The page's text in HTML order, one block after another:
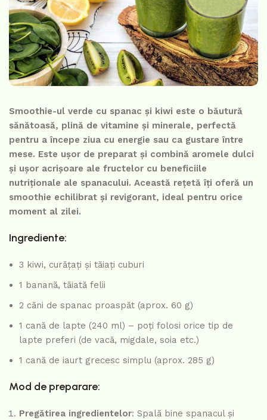
Smoothie-ul verde cu spanac și kiwi este o băutură
sănătoasă, plină de vitamine și minerale, perfectă
pentru a începe ziua cu energie sau ca gustare între
mese. Este ușor de preparat și combină aromele dulci
și ușor acrișoare ale fructelor cu beneficiile
nutriționale ale spanacului. Această rețetă îți oferă un
smoothie echilibrat și revigorant, ideal pentru orice
moment al zilei.
Ingrediente:
3 kiwi, curățați și tăiați cuburi
1 banană, tăiată felii
2 căni de spanac proaspăt (aprox. 60 g)
1 cană de lapte (240 ml) – poți folosi orice tip de
lapte preferi (de vacă, migdale, soia etc.)
1 cană de iaurt grecesc simplu (aprox. 285 g)
Mod de preparare:
Pregătirea ingredientelor: Spală bine spanacul și